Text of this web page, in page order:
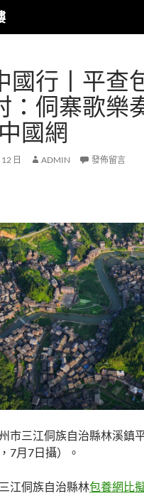
國行丨平查
：侗寨歌樂
國網
日 ADMIN 發佈留言
市三江侗族自治縣林溪鎮
7月7日攝）。
江侗族自治縣林包養網比